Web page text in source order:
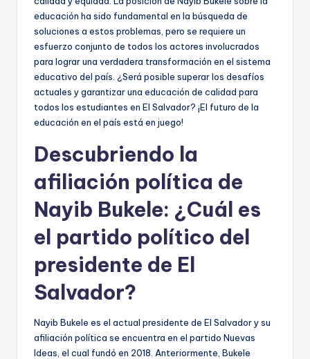
educación ha sido fundamental en la búsqueda de
soluciones a estos problemas, pero se requiere un
esfuerzo conjunto de todos los actores involucrados
para lograr una verdadera transformación en el sistema
educativo del país. ¿Será posible superar los desafíos
actuales y garantizar una educación de calidad para
todos los estudiantes en El Salvador? ¡El futuro de la
educación en el país está en juego!
Descubriendo la
afiliación política de
Nayib Bukele: ¿Cuál es
el partido político del
presidente de El
Salvador?
Nayib Bukele es el actual presidente de El Salvador y su
afiliación política se encuentra en el partido Nuevas
Ideas, el cual fundó en 2018. Anteriormente, Bukele